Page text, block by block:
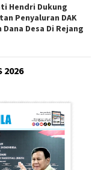
Hendri Dukung
Penyaluran DAK
Dana Desa Di Rejang
2026